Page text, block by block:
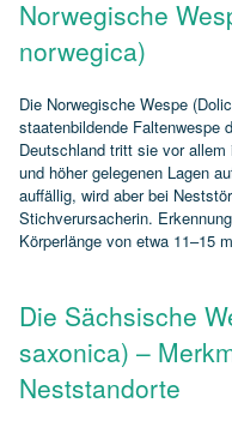
Norwegische
norwegica)
Die Norwegische Wespe
staatenbildende Faltenwespe
Deutschland tritt sie vor
und höher gelegenen Lagen
auffällig, wird aber bei
Stichverursacherin.
Körperlänge von etwa 11–15
Die Sächsische
saxonica) –
Neststandorte